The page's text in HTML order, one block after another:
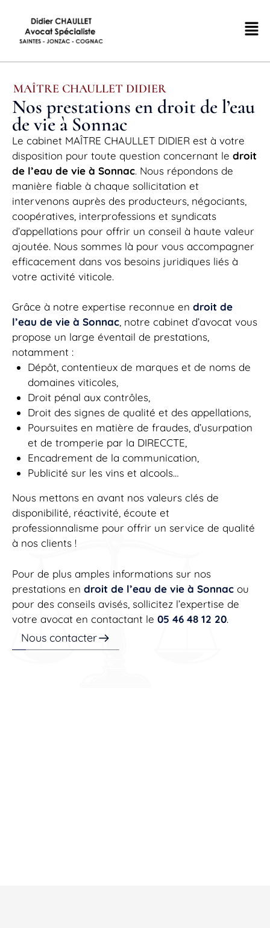
MAÎTRE CHAULLET DIDIER
Nos prestations en droit de l’eau
de vie à Sonnac
Le cabinet MAÎTRE CHAULLET DIDIER est à votre
disposition pour toute question concernant le droit
de l’eau de vie à Sonnac. Nous répondons de
manière fiable à chaque sollicitation et
intervenons auprès des producteurs, négociants,
coopératives, interprofessions et syndicats
d’appellations pour offrir un conseil à haute valeur
ajoutée. Nous sommes là pour vous accompagner
efficacement dans vos besoins juridiques liés à
votre activité viticole.
Grâce à notre expertise reconnue en droit de
l’eau de vie à Sonnac , notre cabinet d’avocat vous
propose un large éventail de prestations,
notamment :
Dépôt, contentieux de marques et de noms de
domaines viticoles,
Droit pénal aux contrôles,
Droit des signes de qualité et des appellations,
Poursuites en matière de fraudes, d’usurpation
et de tromperie par la DIRECCTE,
Encadrement de la communication,
Publicité sur les vins et alcools…
Nous mettons en avant nos valeurs clés de
disponibilité, réactivité, écoute et
professionnalisme pour offrir un service de qualité
à nos clients !
Pour de plus amples informations sur nos
prestations en droit de l’eau de vie à Sonnac ou
pour des conseils avisés, sollicitez l’expertise de
votre avocat en contactant le 05 46 48 12 20.
Nous contacter